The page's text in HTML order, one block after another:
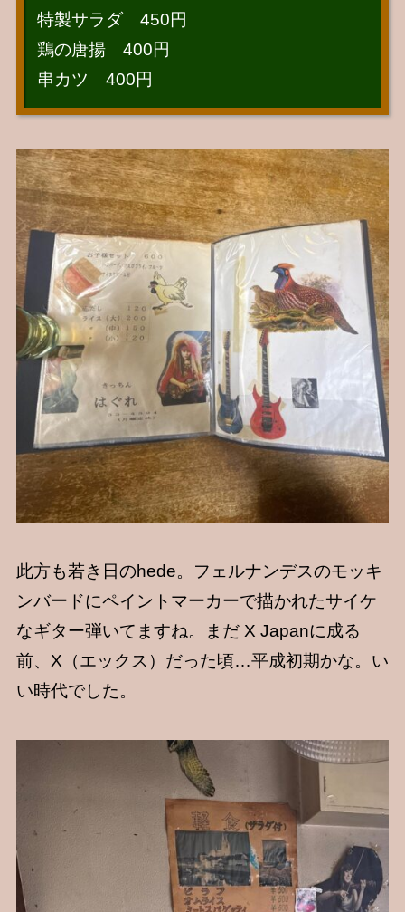
特製サラダ 450円
鶏の唐揚 400円
串カツ 400円
此方も若き日のhede。フェルナンデスのモッキ
ンバードにペイントマーカーで描かれたサイケ
なギター弾いてますね。まだ X Japanに成る
前、X（エックス）だった頃…平成初期かな。い
い時代でした。